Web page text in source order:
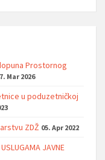
Prostornog
Mar 2026
u poduzetničkoj
ZDŽ 05. Apr 2022
JAVNE